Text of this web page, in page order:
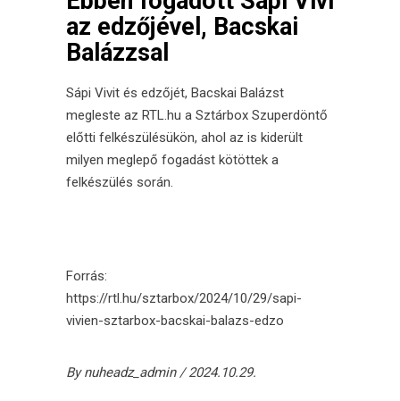
az edzőjével, Bacskai
Balázzsal
Sápi Vivit és edzőjét, Bacskai Balázst
megleste az RTL.hu a Sztárbox Szuperdöntő
előtti felkészülésükön, ahol az is kiderült
milyen meglepő fogadást kötöttek a
felkészülés során.
Forrás:
https://rtl.hu/sztarbox/2024/10/29/sapi-
vivien-sztarbox-bacskai-balazs-edzo
Bynuheadz_admin 2024.10.29.